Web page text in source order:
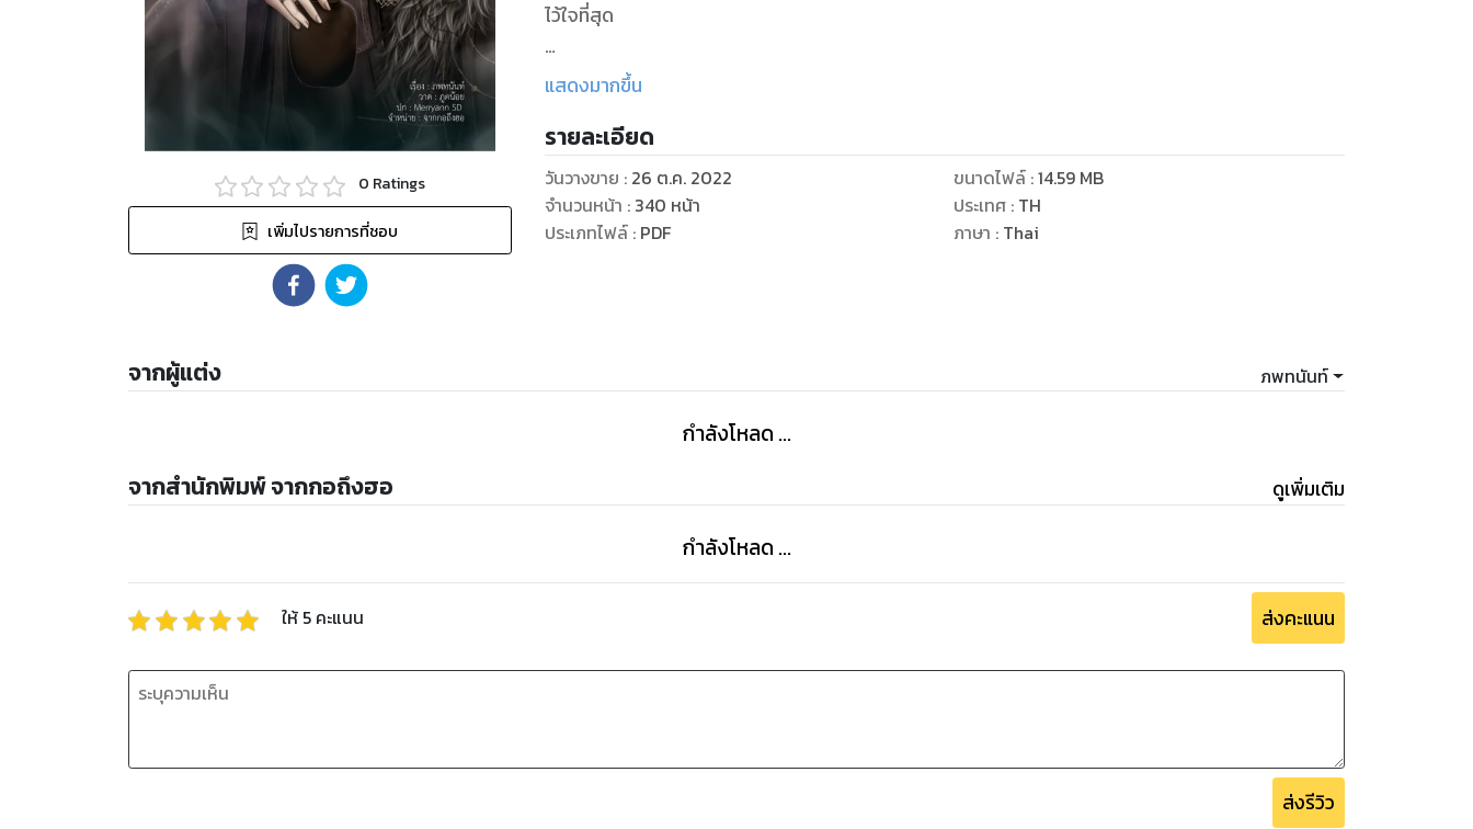
0 Ratings
เพิ่มไปรายการที่ชอบ
ไว้ใจที่สุด
แต่โชคชะตาก็ไม่ได้ใจร้ายกับเขานัก
หนิงเทียนได้เกิดใหม่ในโลกพิศดารที่เต็มไปด้วยเรื่องเหลือเชื่อ และภารกิจในชาติภพใหม่ของเขาคือ จะไม่
ยอมอยู่ใต้อำนาจของใครอีกแล้ว เขาจะอยู่เหนือคนทั้งโลก!!!
"สงครามราชันย์จักรพรรดิ" เป็นสุดยอดวรรณกรรมที่มีครบทุกรสชาติ ทั้งหน้าที่ บุญคุณ ความรัก ความ
และสุดท้ายแล้วเขาจะทำมันสำเร็จหรือไม่??
เชิญติดตามได้ในเล่มเลย!!
แสดงมากขึ้น
รายละเอียด
วันวางขาย : 26 ต.ค. 2022
จำนวนหน้า : 340 หน้า
ประเภทไฟล์: PDF
ขนาดไฟล์:14.59 MB
ประเทศ : TH
ภาษา : Thai
จากผู้แต่ง ภพทนันท์
กำลังโหลด ...
จากสำนักพิมพ์ จากกอถึงฮอ ดูเพิ่มเติม
กำลังโหลด ...
ให้ 5 คะแนน ส่งคะแนน
ส่งรีวิว